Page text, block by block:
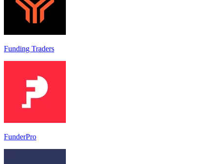
Funding Traders
FunderPro